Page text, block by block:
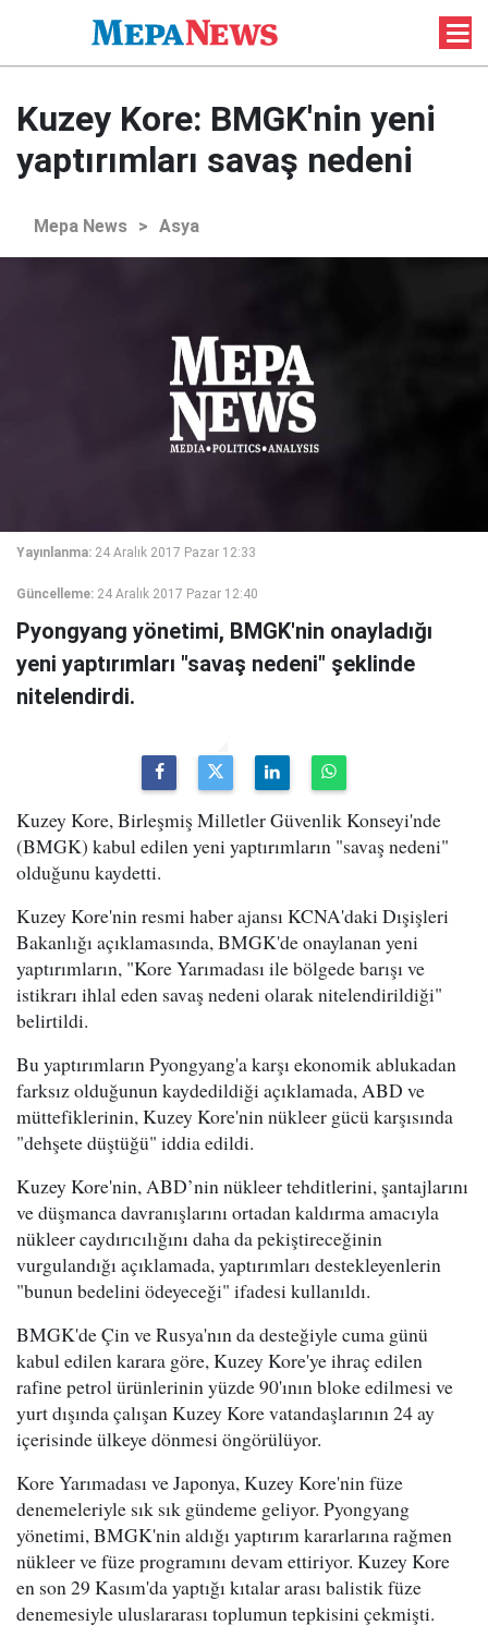
Kuzey Kore: BMGK'nin yeni
yaptırımları savaş nedeni
Mepa News > Asya
Yayınlanma: 24 Aralık 2017 Pazar 12:33
Güncelleme: 24 Aralık 2017 Pazar 12:40
Pyongyang yönetimi, BMGK'nin onayladığı
yeni yaptırımları "savaş nedeni" şeklinde
nitelendirdi.
Kuzey Kore, Birleşmiş Milletler Güvenlik Konseyi'nde
(BMGK) kabul edilen yeni yaptırımların "savaş nedeni"
olduğunu kaydetti.
Kuzey Kore'nin resmi haber ajansı KCNA'daki Dışişleri
Bakanlığı açıklamasında, BMGK'de onaylanan yeni
yaptırımların, "Kore Yarımadası ile bölgede barışı ve
istikrarı ihlal eden savaş nedeni olarak nitelendirildiği"
belirtildi.
Bu yaptırımların Pyongyang'a karşı ekonomik ablukadan
farksız olduğunun kaydedildiği açıklamada, ABD ve
müttefiklerinin, Kuzey Kore'nin nükleer gücü karşısında
"dehşete düştüğü" iddia edildi.
Kuzey Kore'nin, ABD’nin nükleer tehditlerini, şantajlarını
ve düşmanca davranışlarını ortadan kaldırma amacıyla
nükleer caydırıcılığını daha da pekiştireceğinin
vurgulandığı açıklamada, yaptırımları destekleyenlerin
"bunun bedelini ödeyeceği" ifadesi kullanıldı.
BMGK'de Çin ve Rusya'nın da desteğiyle cuma günü
kabul edilen karara göre, Kuzey Kore'ye ihraç edilen
rafine petrol ürünlerinin yüzde 90'ının bloke edilmesi ve
yurt dışında çalışan Kuzey Kore vatandaşlarının 24 ay
içerisinde ülkeye dönmesi öngörülüyor.
Kore Yarımadası ve Japonya, Kuzey Kore'nin füze
denemeleriyle sık sık gündeme geliyor. Pyongyang
yönetimi, BMGK'nin aldığı yaptırım kararlarına rağmen
nükleer ve füze programını devam ettiriyor. Kuzey Kore
en son 29 Kasım'da yaptığı kıtalar arası balistik füze
denemesiyle uluslararası toplumun tepkisini çekmişti.